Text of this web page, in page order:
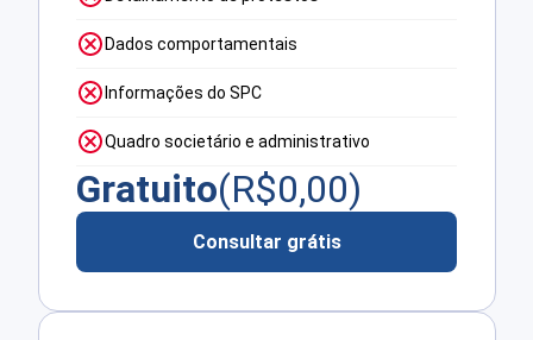
Dados comportamentais
Informações do SPC
Quadro societário e administrativo
Gratuito(R$0,00)
Consultar grátis